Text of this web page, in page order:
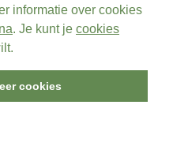
informatie over cookies
. Je kunt je cookies
cookies